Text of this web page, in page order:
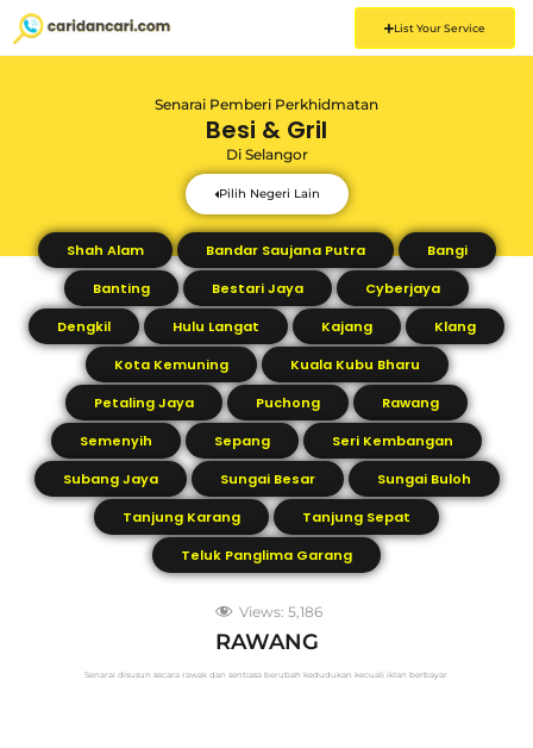
List Your Service
Senarai Pemberi Perkhidmatan
Besi & Gril
Di Selangor
Pilih Negeri Lain
Shah Alam Bandar Saujana Putra
Bangi
Banting
Bestari Jaya
Cyberjaya
Dengkil
Hulu Langat Kajang
Klang
Kota Kemuning
Kuala Kubu Bharu
Petaling Jaya
Puchong
Rawang
Semenyih
Sepang
Seri Kembangan
Subang Jaya
Sungai Besar
Sungai Buloh
Tanjung Karang
Tanjung Sepat
Teluk Panglima Garang
Views: 5,186
RAWANG
Senarai disusun secara rawak dan sentiasa berubah kedudukan kecuali iklan berbayar.